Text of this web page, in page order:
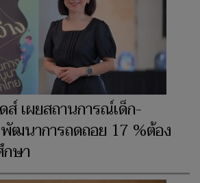
เผยสถานการณ์เด็ก-
ฒนาการถดถอย 17 %ต้อง
ษา